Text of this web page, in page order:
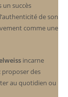
un succès
de son
comme une
incarne
: proposer des
au quotidien ou